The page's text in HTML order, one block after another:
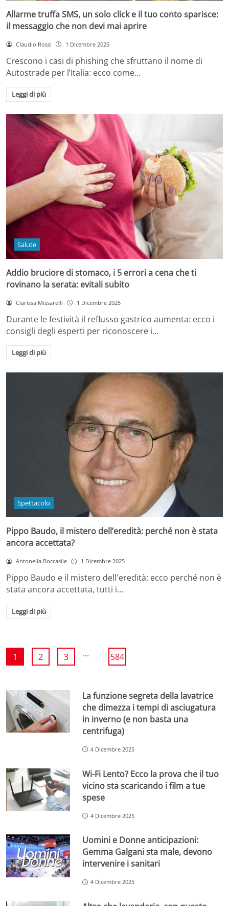
Allarme truffa SMS, un solo click e il tuo conto sparisce:
il messaggio che non devi mai aprire
Claudio Rossi 1 Dicembre 2025
Crescono i casi di phishing che sfruttano il nome di
Autostrade per l’Italia: ecco come…
Leggi di più
Salute
Addio bruciore di stomaco, i 5 errori a cena che ti
rovinano la serata: evitali subito
Clarissa Missarelli 1 Dicembre 2025
Durante le festività il reflusso gastrico aumenta: ecco i
consigli degli esperti per riconoscere i…
Leggi di più
Spettacolo
Pippo Baudo, il mistero dell’eredità: perché non è stata
ancora accettata?
Antonella Boccasile 1 Dicembre 2025
Pippo Baudo e il mistero dell'eredità: ecco perché non è
stata ancora accettata, tutti i…
Leggi di più
1 2 3 ... 584
La funzione segreta della lavatrice
che dimezza i tempi di asciugatura
in inverno (e non basta una
centrifuga)
4 Dicembre 2025
Wi-Fi Lento? Ecco la prova che il tuo
vicino sta scaricando i film a tue
spese
4 Dicembre 2025
Uomini e Donne anticipazioni:
Gemma Galgani sta male, devono
intervenire i sanitari
4 Dicembre 2025